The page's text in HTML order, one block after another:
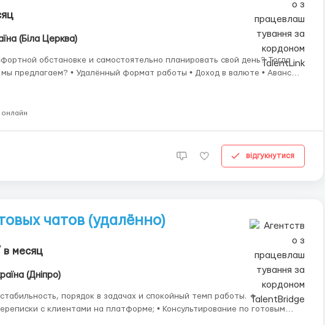
(Біла Церква)
обстановке и самостоятельно планировать свой день? Тогда
онлайн
відгукнутися
чатов (удалённо)
в месяц
(Дніпро)
порядок в задачах и спокойный темп работы. 🔹